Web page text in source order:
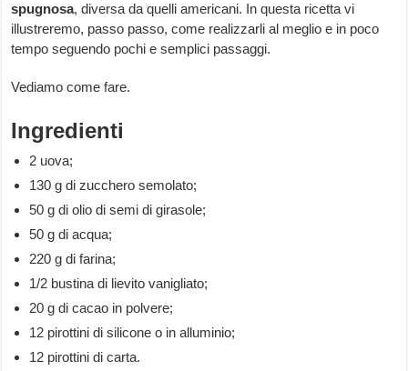
spugnosa, diversa da quelli americani. In questa ricetta vi
illustreremo, passo passo, come realizzarli al meglio e in poco
tempo seguendo pochi e semplici passaggi.
Vediamo come fare.
Ingredienti
2 uova;
130 g di zucchero semolato;
50 g di olio di semi di girasole;
50 g di acqua;
220 g di farina;
1/2 bustina di lievito vanigliato;
20 g di cacao in polvere;
12 pirottini di silicone o in alluminio;
12 pirottini di carta.